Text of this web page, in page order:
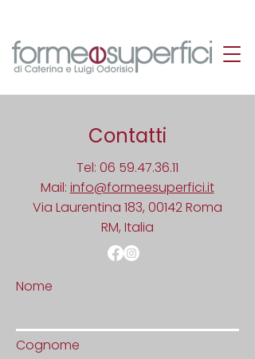
Contatti
Tel: 06 59.47.36.11
Mail: info@formeesuperfici.it
Via Laurentina 183, 00142 Roma
RM, Italia
Nome
Cognome